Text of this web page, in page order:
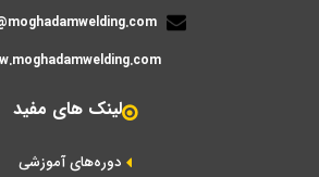
لینک های مفید
دوره‌های آموزشی